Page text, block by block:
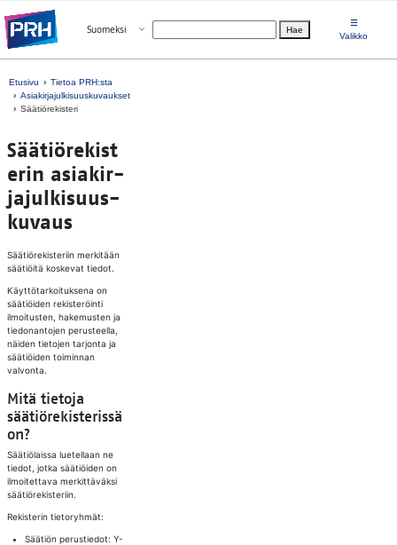
Valitse kieli
Suomeksi Avaa valikko Hae
☰
Valikko
Etusivu
Tietoa PRH:sta
Asiakirjajulkisuuskuvaukset
Säätiörekisteri
Sää­tiö­re­kis­t
e­rin asia­kir­
ja­jul­ki­suus­
ku­vaus
Säätiörekisteriin merkitään
säätiöitä koskevat tiedot.
Käyttötarkoituksena on
säätiöiden rekisteröinti
ilmoitusten, hakemusten ja
tiedonantojen perusteella,
näiden tietojen tarjonta ja
säätiöiden toiminnan
valvonta.
Mitä tietoja
säätiörekisterissä
on?
Säätiölaissa luetellaan ne
tiedot, jotka säätiöiden on
ilmoitettava merkittäväksi
säätiörekisteriin.
Rekisterin tietoryhmät:
Säätiön perustiedot: Y-